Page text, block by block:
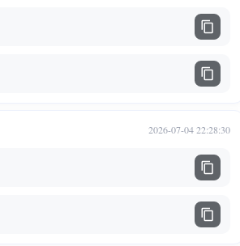
2026-07-04 22:28:30